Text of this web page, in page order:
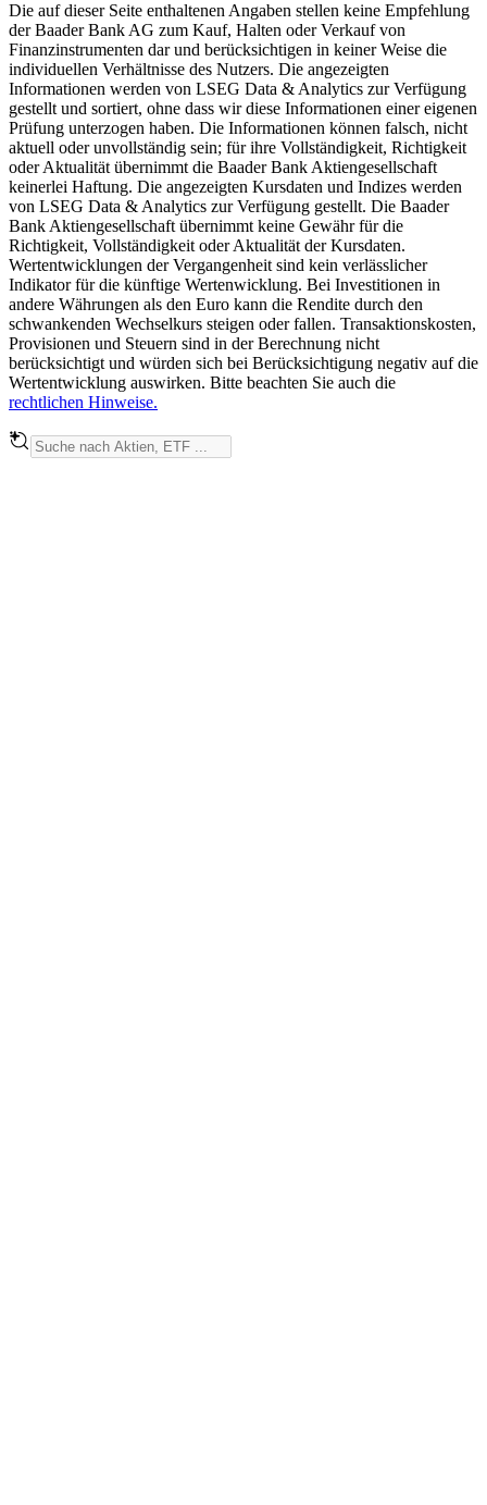
Die auf dieser Seite enthaltenen Angaben stellen keine Empfehlung
der Baader Bank AG zum Kauf, Halten oder Verkauf von
Finanzinstrumenten dar und berücksichtigen in keiner Weise die
individuellen Verhältnisse des Nutzers. Die angezeigten
Informationen werden von LSEG Data & Analytics zur Verfügung
gestellt und sortiert, ohne dass wir diese Informationen einer eigenen
Prüfung unterzogen haben. Die Informationen können falsch, nicht
aktuell oder unvollständig sein; für ihre Vollständigkeit, Richtigkeit
oder Aktualität übernimmt die Baader Bank Aktiengesellschaft
keinerlei Haftung. Die angezeigten Kursdaten und Indizes werden
von LSEG Data & Analytics zur Verfügung gestellt. Die Baader
Bank Aktiengesellschaft übernimmt keine Gewähr für die
Richtigkeit, Vollständigkeit oder Aktualität der Kursdaten.
Wertentwicklungen der Vergangenheit sind kein verlässlicher
Indikator für die künftige Wertenwicklung. Bei Investitionen in
andere Währungen als den Euro kann die Rendite durch den
schwankenden Wechselkurs steigen oder fallen. Transaktionskosten,
Provisionen und Steuern sind in der Berechnung nicht
berücksichtigt und würden sich bei Berücksichtigung negativ auf die
Wertentwicklung auswirken. Bitte beachten Sie auch die
rechtlichen Hinweise.